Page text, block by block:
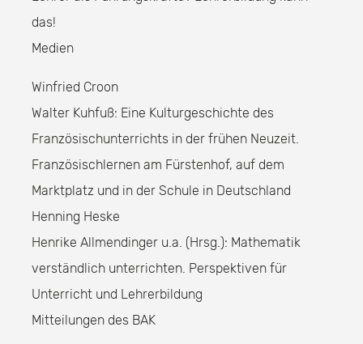
das!
Medien
Winfried Croon
Walter Kuhfuß: Eine Kulturgeschichte des
Französischunterrichts in der frühen Neuzeit.
Französischlernen am Fürstenhof, auf dem
Marktplatz und in der Schule in Deutschland
Henning Heske
Henrike Allmendinger u.a. (Hrsg.): Mathematik
verständlich unterrichten. Perspektiven für
Unterricht und Lehrerbildung
Mitteilungen des BAK